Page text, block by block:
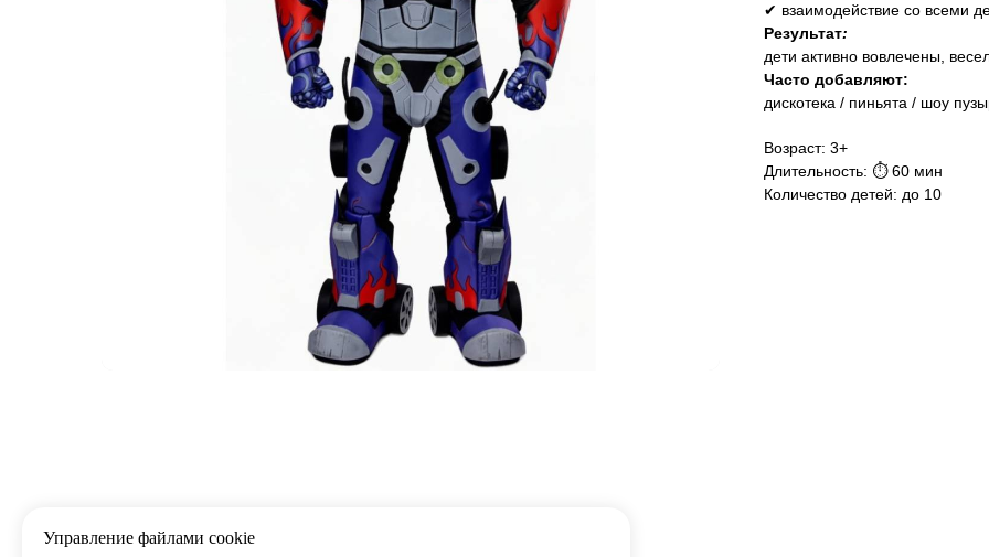
✔ взаимодействие со всеми
Результат:
дети активно вовлечены,
Часто добавляют:
дискотека / пиньята / шоу
Возраст: 3+
Длительность: ⏱ 60 мин
Количество детей: до 10
Управление файлами cookie